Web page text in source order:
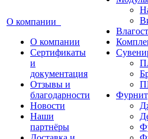
О компании
О компании
Сертификаты
и
документация
Отзывы и
благодарности
Новости
Наши
партнёры